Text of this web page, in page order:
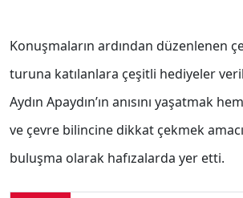
Konuşmaların ardından düzenlenen
turuna katılanlara çeşitli hediyeler
Aydın Apaydın’ın anısını yaşatmak
ve çevre bilincine dikkat çekmek
buluşma olarak hafızalarda yer etti.